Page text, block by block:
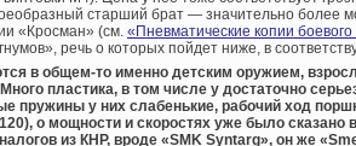
старший брат — значительно более
«Кросман» (см. «Пневматические копии
речь о которых пойдет ниже, в
в общем-то именно детским оружием,
пластика, в том числе у достаточно
пружины у них слабенькие, рабочий ход
о мощности и скоростях уже было
из КНР, вроде «SMK Syntarg», он же «